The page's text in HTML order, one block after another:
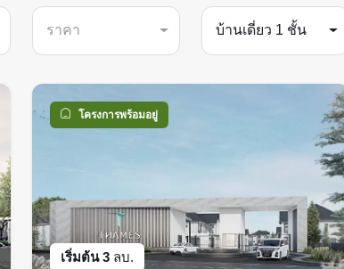
ราคา บ้านเดี่ยว 1 ชั้น
โครงการพร้อมอยู่
เริ่มต้น 3 ลบ.